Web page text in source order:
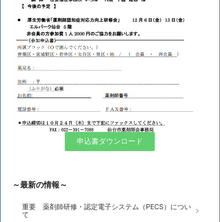
申込書ダウンロード
～最新の情報～
重要 薬剤師研修・認定電子システム（PECS）につい
て